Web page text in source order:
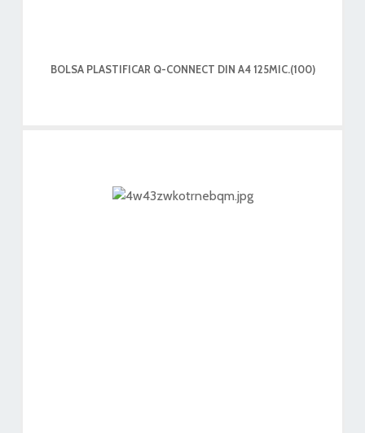
BOLSA PLASTIFICAR Q-CONNECT DIN A4 125MIC.(100)